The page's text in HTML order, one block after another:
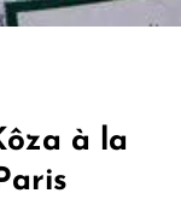
à la